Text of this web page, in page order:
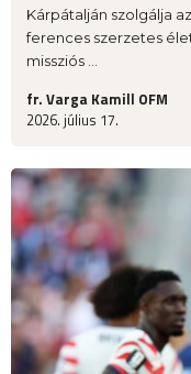
Kárpátalján szolgálja
ferences szerzetes
missziós ...
fr. Varga Kamill OFM
2026. július 17.